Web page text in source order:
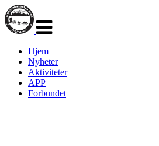
navigasjon
Hjem
Nyheter
Aktiviteter
APP
Forbundet